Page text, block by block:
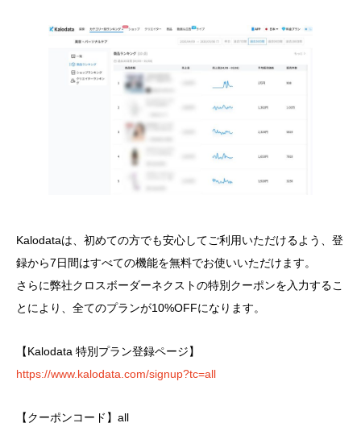
Kalodataは、初めての方でも安心してご利用いただけるよう、登
録から7日間はすべての機能を無料でお使いいただけます。
さらに弊社クロスボーダーネクストの特別クーポンを入力するこ
とにより、全てのプランが10%OFFになります。
【Kalodata 特別プラン登録ページ】
https://www.kalodata.com/signup?tc=all
【クーポンコード】all